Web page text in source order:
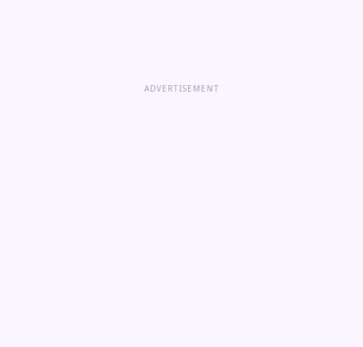
ADVERTISEMENT